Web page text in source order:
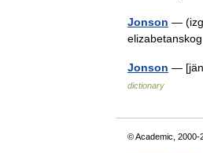
Jonson —
Jonson —
dictionary
© Academic, 2000-